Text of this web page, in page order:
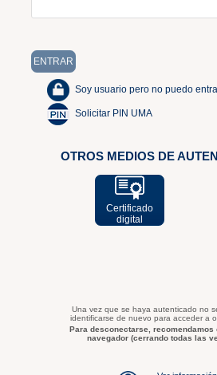
Soy usuario pero no puedo
Solicitar PIN UMA
OTROS MEDIOS DE
Certificado
digital
Una vez que se haya autenticado no
identificarse de nuevo para acceder a
Para desconectarse, recomendamos
navegador (cerrando todas las